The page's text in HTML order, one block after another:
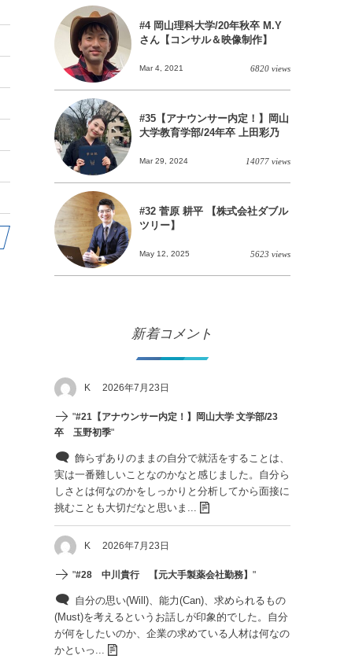
#4 岡山理科大学/20年秋卒 M.Y
さん【コンサル＆映像制作】
Mar 4, 2021 6820 views
#35【アナウンサー内定！】岡山
大学教育学部/24年卒 上田彩乃
Mar 29, 2024 14077 views
#32 菅原 耕平 【株式会社ダブル
ツリー】
May 12, 2025 5623 views
新着コメント
K 2026年7月23日
"#21【アナウンサー内定！】岡山大学 文学部/23
卒 玉野初季"
飾らずありのままの自分で就活をすることは、
実は一番難しいことなのかなと感じました。自分ら
しさとは何なのかをしっかりと分析してから面接に
挑むことも大切だなと思いま...
K 2026年7月23日
"#28 中川貴行 【元大手製薬会社勤務】 "
自分の思い(Will)、能力(Can)、求められるもの
(Must)を考えるというお話しが印象的でした。自分
が何をしたいのか、企業の求めている人材は何なの
かといっ...